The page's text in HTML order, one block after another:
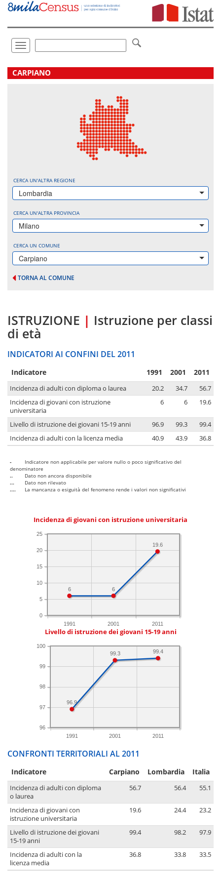
Vai
direttamente
Toggle
navigation
.
CARPIANO
CERCA UN'ALTRA REGIONE
Lombardia
CERCA UN'ALTRA PROVINCIA
Milano
CERCA UN COMUNE
Carpiano
TORNA AL COMUNE
ISTRUZIONE | Istruzione per classi
di età
INDICATORI AI CONFINI DEL 2011
Indicatore 1991 2001 2011
Incidenza di adulti con diploma o laurea 20.2 34.7
56.7
Incidenza di giovani con istruzione
universitaria
6 6 19.6
Livello di istruzione dei giovani 15-19 anni 96.9 99.3
99.4
Incidenza di adulti con la licenza media
40.9 43.9 36.8
-
Indicatore non applicabile per valore nullo o poco significativo del
denominatore
..
Dato non ancora disponibile
...
Dato non rilevato
....
La mancanza o esiguità del fenomeno rende i valori non significativi
Incidenza di giovani con istruzione universitaria
1991 2001 2011
0
5
10
15
20
25
19.6
6
6
Livello di istruzione dei giovani 15-19 anni
1991 2001 2011
96
97
98
99
100
99.4
99.3
96.9
CONFRONTI TERRITORIALI AL 2011
Indicatore Carpiano Lombardia Italia
Incidenza di adulti con diploma
o laurea
56.7 56.4 55.1
Incidenza di giovani con
istruzione universitaria
19.6 24.4 23.2
Livello di istruzione dei giovani
15-19 anni
99.4 98.2 97.9
Incidenza di adulti con la
licenza media
36.8 33.8 33.5